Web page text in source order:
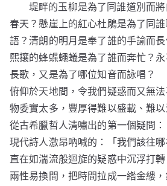
堤畔的玉柳是為了同誰道別而
春天？懸崖上的紅心杜鵑是為了同
語？清朗的明月是奉了誰的手諭而
熙攘的蜂蝶蠅蟻是為了誰而奔忙？
長歌，又是為了哪位知音而詠唱？
俯仰於天地間，令我們疑惑而又無
物委實太多，豐厚得難以盛載、難
從古希臘哲人清嘯出的第一個疑問
現代詩人激昂吶喊的：「我們該往
直在如湍流般迴旋的疑惑中沉浮打
兩性易換間，把時間拉成一綹金縷